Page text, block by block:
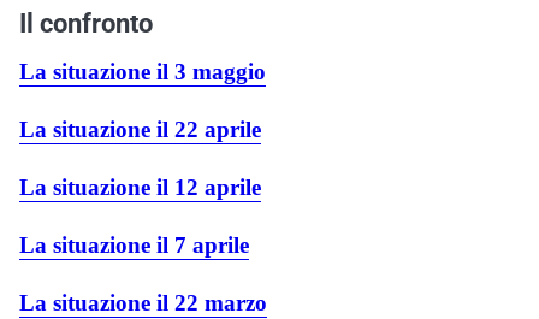
Il confronto
La situazione il 3 maggio
La situazione il 22 aprile
La situazione il 12 aprile
La situazione il 7 aprile
La situazione il 22 marzo